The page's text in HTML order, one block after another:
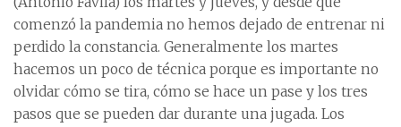
comenzó la pandemia no hemos dejado de entrenar ni
perdido la constancia. Generalmente los martes
hacemos un poco de técnica porque es importante no
olvidar cómo se tira, cómo se hace un pase y los tres
pasos que se pueden dar durante una jugada. Los